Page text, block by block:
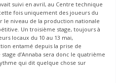
suivi en avril, au Centre technique
fois uniquement des joueurs du
le niveau de la production nationale
Un troisième stage, toujours à
locaux du 10 au 13 mai,
entamé depuis la prise de
d’Annaba sera donc le quatrième
qui dit quelque chose sur